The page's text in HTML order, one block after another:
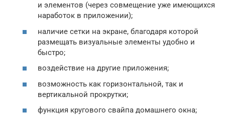
и элементов (через совмещение уже имеющихся
наработок в приложении);
наличие сетки на экране, благодаря которой
размещать визуальные элементы удобно и
быстро;
воздействие на другие приложения;
возможность как горизонтальной, так и
вертикальной прокрутки;
функция кругового свайпа домашнего окна;